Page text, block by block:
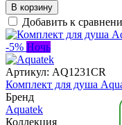
В корзину
Добавить к
-5% Ночь
Артикул: AQ1231CR
Комплект для душа
Бренд
Aquatek
Коллекция